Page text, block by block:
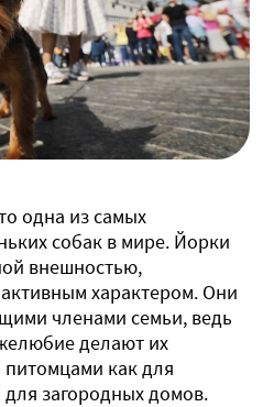
одна из самых
собак в мире. Йорки
внешностью,
характером. Они
членами семьи, ведь
делают их
как для
для загородных домов.